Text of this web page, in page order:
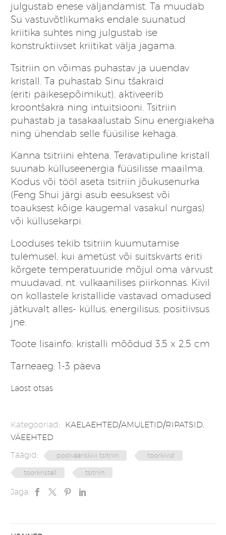
julgustab enese väljandamist. Ta muudab
Su vastuvõtlikumaks endale suunatud
kriitika suhtes ning julgustab ise
konstruktiivset kriitikat välja jagama.
Tsitriin on võimas puhastav ja uuendav
kristall. Ta puhastab Sinu tšakraid
(eriti päikesepõimikut), aktiveerib
kroontšakra ning intuitsiooni. Tsitriin
puhastab ja tasakaalustab Sinu energiakeha
ning ühendab selle füüsilise kehaga.
Kanna tsitriini ehtena. Teravatipuline kristall
suunab külluseenergia füüsilisse maailma.
Kodus või tööl aseta tsitriin jõukusenurka
(Feng Shui järgi asub eesuksest või
toauksest kõige kaugemal vasakul nurgas)
või küllusekarpi.
Looduses tekib tsitriin kuumutamise
tulemusel, kui ametüst või suitskvarts eriti
kõrgete temperatuuride mõjul oma värvust
muudavad, nt. vulkaanilises piirkonnas. Kivil
on kollastele kristallide vastavad omadused
jätkuvalt alles- küllus, energilisus, positiivsus
jne.
Toote lisainfo: kristalli mõõdud 3,5 x 2,5 cm
Tarneaeg: 1-3 päeva
Laost otsas
Kategooriad: KAELAEHTED/AMULETID/RIPATSID,
VÄEEHTED
Täägid:
poolvääriskivi tsitriin toorkivid
toorkristall tsitriin
Jaga: